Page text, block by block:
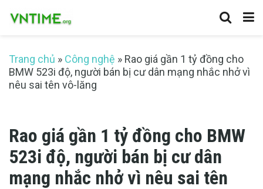
Trang chủ » Công nghệ » Rao giá gần 1 tỷ đồng cho
BMW 523i độ, người bán bị cư dân mạng nhắc nhở vì
nêu sai tên vô-lăng
Rao giá gần 1 tỷ đồng cho BMW
523i độ, người bán bị cư dân
mạng nhắc nhở vì nêu sai tên